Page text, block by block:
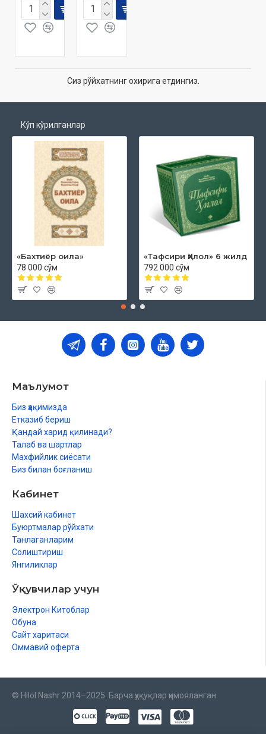
Сиз рўйхатнинг охирига етдингиз.
Кўп кўрилганлар
«Бахтиёр оила»
78 000 сўм
«Тафсири Ҳилол» 6 жилд
792 000 сўм
Маълумот
Биз ҳақимизда
Етказиб бериш
Қандай харид қилинади?
Талаб ва шартлар
Махфийлик сиёсати
Биз билан боғланиш
Кабинет
Шахсий кабинет
Буюртмалар рўйхати
Танлаганларим
Солиштириш
Янгиликлар
Ўқувчилар учун
Электрон Китоблар
Обуна
Сайт харитаси
Оммавий оферта
© Hilol Nashr 2014–2025. Барча ҳуқуқлар ҳимояланган